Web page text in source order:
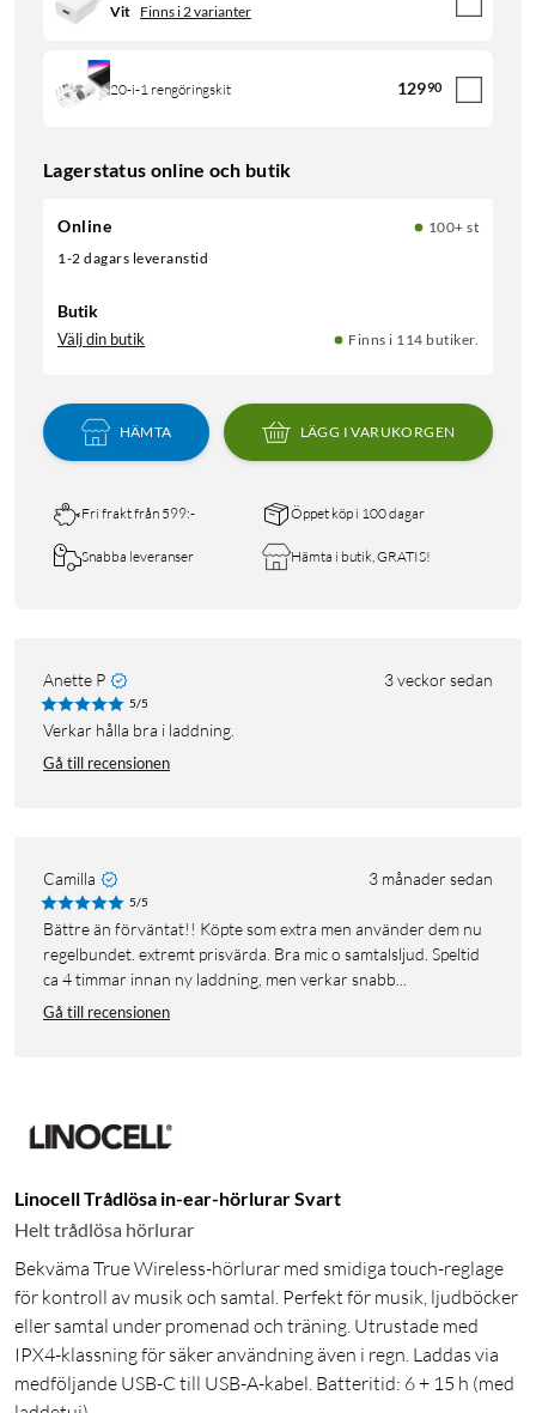
Vit Finns i 2 varianter
20-i-1 rengöringskit 12990
Lagerstatus online och butik
Online
100+ st
1-2 dagars leveranstid
Butik
Välj din butik Finns i 114 butiker.
HÄMTA LÄGG I VARUKORGEN
Fri frakt från 599:- Öppet köp i 100 dagar
Snabba leveranser Hämta i butik, GRATIS!
Anette P 3 veckor sedan
5/5
Verkar hålla bra i laddning.
Gå till recensionen
Camilla 3 månader sedan
5/5
Bättre än förväntat!! Köpte som extra men använder dem nu
regelbundet. extremt prisvärda. Bra mic o samtalsljud. Speltid
ca 4 timmar innan ny laddning, men verkar snabb...
Gå till recensionen
Linocell Trådlösa in-ear-hörlurar Svart
Helt trådlösa hörlurar
Bekväma True Wireless-hörlurar med smidiga touch-reglage
för kontroll av musik och samtal. Perfekt för musik, ljudböcker
eller samtal under promenad och träning. Utrustade med
IPX4-klassning för säker användning även i regn. Laddas via
medföljande USB-C till USB-A-kabel. Batteritid: 6 + 15 h (med